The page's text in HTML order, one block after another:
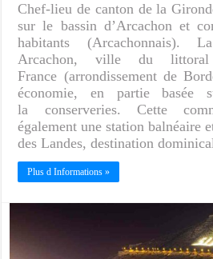
Chef-lieu de canton de la
sur le bassin d’Arcachon et
habitants (Arcachonnais).
Arcachon, ville du
France (arrondissement de
économie, en partie basée
la conserveries. Cette
également une station balnéaire
des Landes, destination
Plus d Informations »